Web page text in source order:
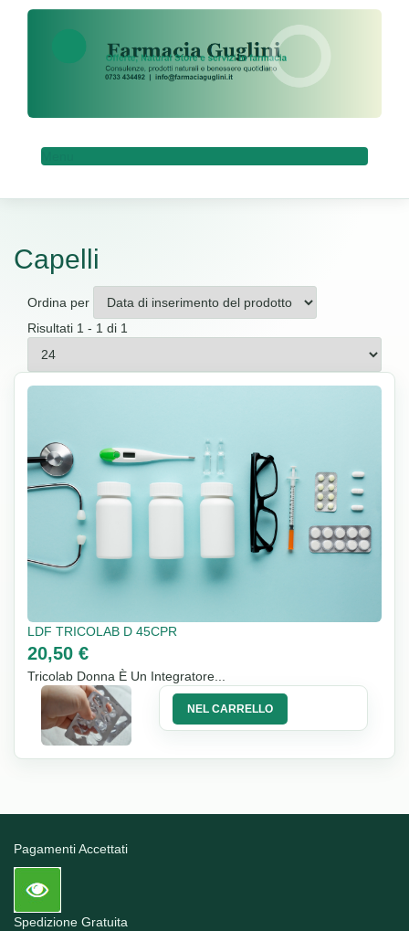
Capelli
Ordina per
Risultati 1 - 1 di 1
LDF TRICOLAB D 45CPR
20,50 €
Tricolab Donna È Un Integratore...
NEL CARRELLO
Pagamenti Accettati
Spedizione Gratuita